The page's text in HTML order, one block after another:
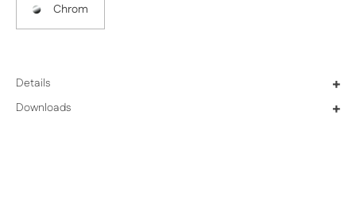
Chrom
Details +
Downloads +